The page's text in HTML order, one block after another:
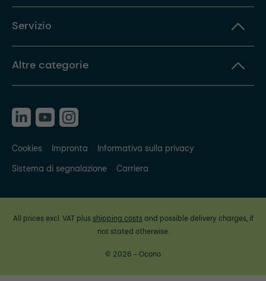
Servizio
Altre categorie
Cookies Impronta
Informativa sulla privacy
Sistema di segnalazione
Carriera
All prices excl. VAT plus shipping costsand possible delivery charges, if
not stated otherwise.
© 2026 - Ocono